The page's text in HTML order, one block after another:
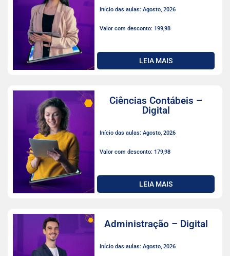
Início das aulas: Agosto, 2026
Valor com desconto: 199,98
LEIA MAIS
Ciências Contábeis –
Digital
Início das aulas: Agosto, 2026
Valor com desconto: 179,98
LEIA MAIS
Administração – Digital
Início das aulas: Agosto, 2026